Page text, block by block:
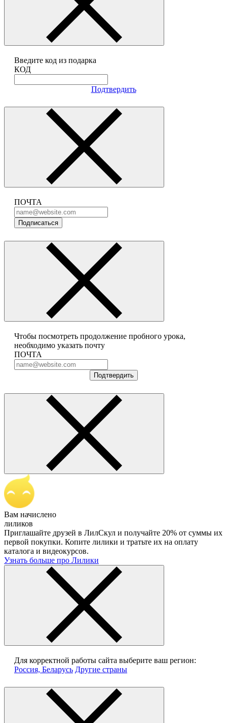
Введите код из подарка
КОД
Подтвердить
ПОЧТА
Подписаться
Чтобы посмотреть продолжение пробного урока,
необходимо указать почту
ПОЧТА
Подтвердить
Вам начислено
лиликов
Приглашайте друзей в ЛилСкул и получайте 20% от суммы их
первой покупки. Копите лилики и тратьте их на оплату
каталога и видеокурсов.
Узнать больше про Лилики
Для корректной работы сайта выберите ваш регион:
Россия, Беларусь Другие страны